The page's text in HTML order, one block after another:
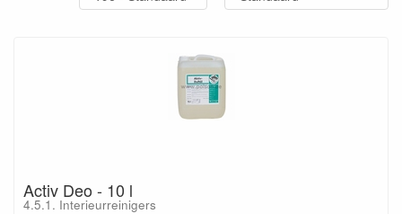
Activ Deo - 10 l
4.5.1. Interieurreinigers